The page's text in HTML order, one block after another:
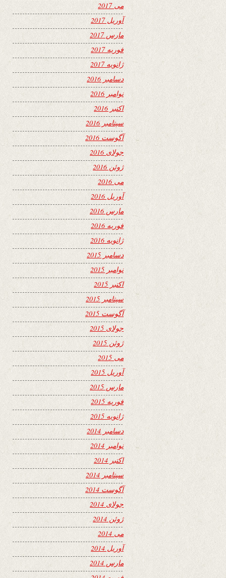
می 2017
آوریل 2017
مارس 2017
فوریه 2017
ژانویه 2017
دسامبر 2016
نوامبر 2016
اکتبر 2016
سپتامبر 2016
آگوست 2016
جولای 2016
ژوئن 2016
می 2016
آوریل 2016
مارس 2016
فوریه 2016
ژانویه 2016
دسامبر 2015
نوامبر 2015
اکتبر 2015
سپتامبر 2015
آگوست 2015
جولای 2015
ژوئن 2015
می 2015
آوریل 2015
مارس 2015
فوریه 2015
ژانویه 2015
دسامبر 2014
نوامبر 2014
اکتبر 2014
سپتامبر 2014
آگوست 2014
جولای 2014
ژوئن 2014
می 2014
آوریل 2014
مارس 2014